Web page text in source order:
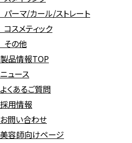
パーマ/カール/ストレート
コスメティック
その他
製品情報TOP
ニュース
よくあるご質問
採用情報
お問い合わせ
美容師向けページ